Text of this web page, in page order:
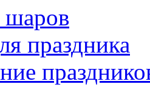
шаров
праздника